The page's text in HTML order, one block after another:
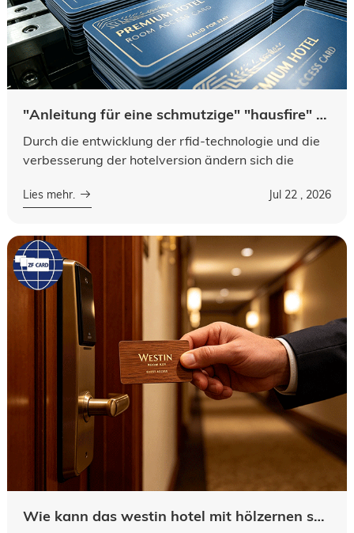
"Anleitung für eine schmutzige" "hausfire" -karte im hotel "sagt mir, wie man eine zuverlässige" front PVC "-basis wählt
Durch die entwicklung der rfid-technologie und die
verbesserung der hotelversion ändern sich die
unverzichtbares instrument zur hand...
Lies mehr. Jul 22 , 2026
Wie kann das westin hotel mit hölzernen schlüsselkarten absenken